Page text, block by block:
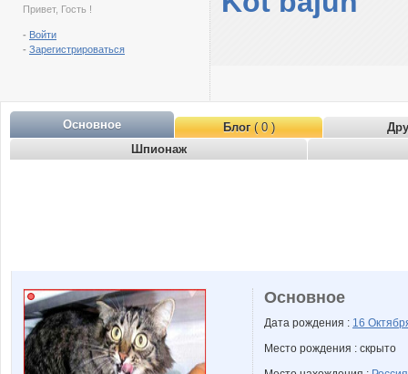
Привет, Гость !
- Войти
- Зарегистрироваться
Основное Блог( 0 )
Шпионаж
Основное
Дата рождения : 16
Место рождения : скрыто